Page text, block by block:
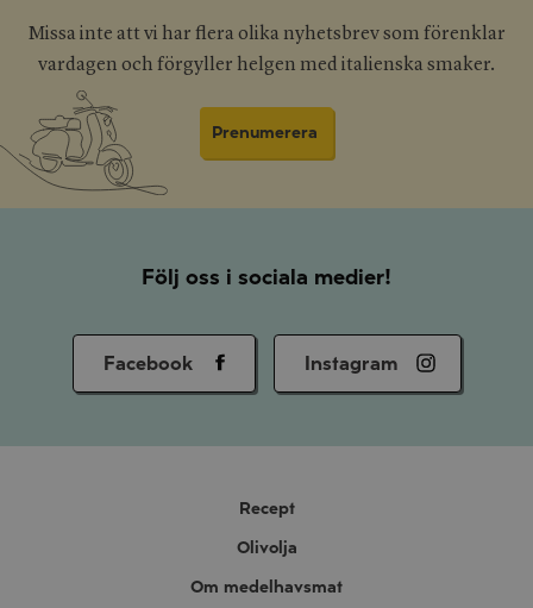
Missa inte att vi har flera olika nyhetsbrev som förenklar
vardagen och förgyller helgen med italienska smaker.
Prenumerera
Följ oss i sociala medier!
Facebook Instagram
Recept
Olivolja
Om medelhavsmat